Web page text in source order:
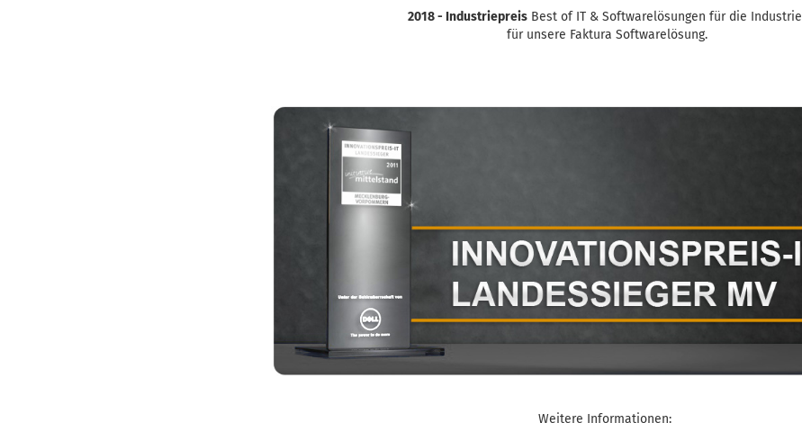
2018 - Industriepreis Best of IT & Softwarelösungen für die Industrie
für unsere Faktura Softwarelösung.
Weitere Informationen: